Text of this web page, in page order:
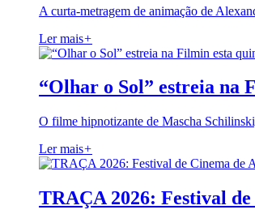
A curta-metragem de animação de
Ler mais+
“Olhar o Sol” estreia na
O filme hipnotizante de Mascha
Ler mais+
TRAÇA 2026: Festival